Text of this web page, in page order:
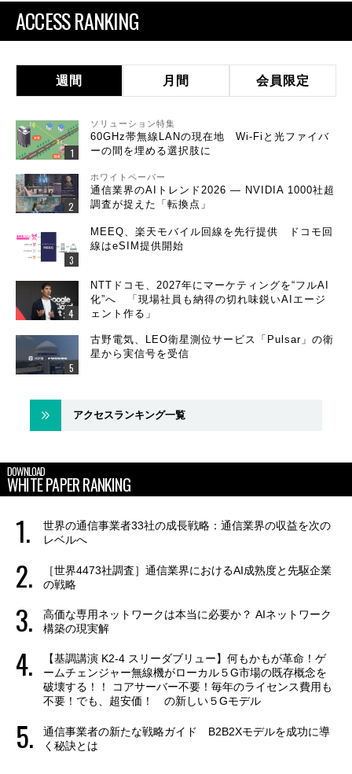
ACCESS RANKING
週間 月間 会員限定
ソリューション特集
60GHz帯無線LANの現在地 Wi-Fiと光ファイバ
ーの間を埋める選択肢に
ホワイトペーパー
通信業界のAIトレンド2026 ― NVIDIA 1000社超
調査が捉えた「転換点」
MEEQ、楽天モバイル回線を先行提供 ドコモ回
線はeSIM提供開始
NTTドコモ、2027年にマーケティングを“フルAI
化”へ 「現場社員も納得の切れ味鋭いAIエージ
ェント作る」
古野電気、LEO衛星測位サービス「Pulsar」の衛
星から実信号を受信
アクセスランキング一覧
DOWNLOAD
WHITE PAPER RANKING
世界の通信事業者33社の成長戦略：通信業界の収益を次の
レベルへ
［世界4473社調査］通信業界におけるAI成熟度と先駆企業
の戦略
高価な専用ネットワークは本当に必要か？ AIネットワーク
構築の現実解
【基調講演 K2-4 スリーダブリュー】何もかもが革命！ゲ
ームチェンジャー無線機がローカル５G市場の既存概念を
破壊する！！ コアサーバー不要！毎年のライセンス費用も
不要！でも、超安価！ の新しい５Gモデル
通信事業者の新たな戦略ガイド B2B2Xモデルを成功に導
く秘訣とは